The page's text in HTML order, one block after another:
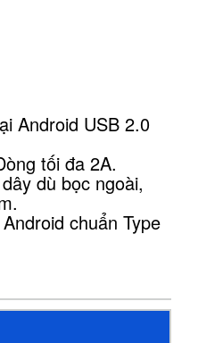
Android USB 2.0
tối đa 2A.
dù bọc ngoài,
chuẩn Type